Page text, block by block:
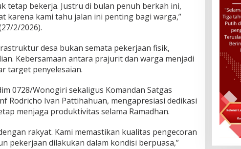
tetap bekerja. Justru di bulan penuh berkah ini,
karena kami tahu jalan ini penting bagi warga,”
2/2026).
desa bukan semata pekerjaan fisik,
Kebersamaan antara prajurit dan warga menjadi
target penyelesaian.
0728/Wonogiri sekaligus Komandan Satgas
Rodricho Ivan Pattihahuan, mengapresiasi dedikasi
menjaga produktivitas selama Ramadhan.
rakyat. Kami memastikan kualitas pengecoran
pekerjaan dilakukan dalam kondisi berpuasa,”